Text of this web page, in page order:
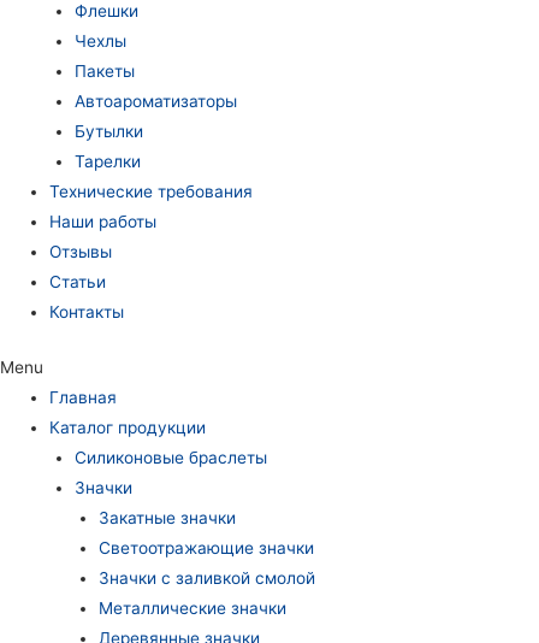
Флешки
Чехлы
Пакеты
Автоароматизаторы
Бутылки
Тарелки
Технические требования
Наши работы
Отзывы
Статьи
Контакты
Menu
Главная
Каталог продукции
Силиконовые браслеты
Значки
Закатные значки
Светоотражающие значки
Значки с заливкой смолой
Металлические значки
Деревянные значки